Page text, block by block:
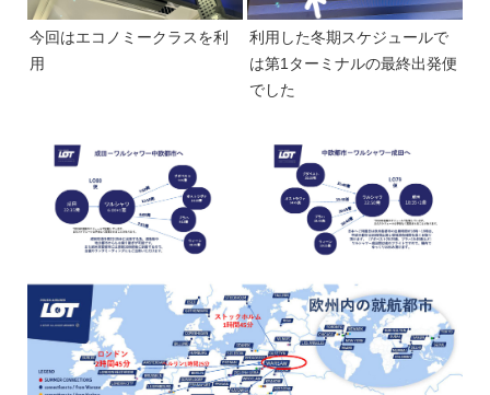
今回はエコノミークラスを利
用
利用した冬期スケジュールで
は第1ターミナルの最終出発便
でした